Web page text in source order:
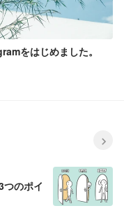
をはじめました。
のポイ